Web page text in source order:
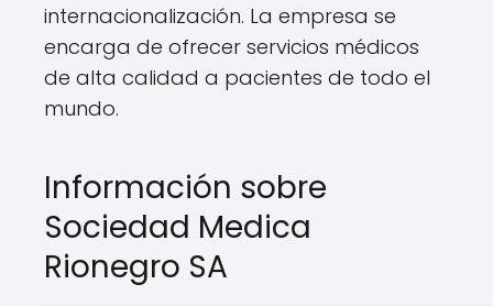
internacionalización. La empresa se
encarga de ofrecer servicios médicos
de alta calidad a pacientes de todo el
mundo.
Información sobre
Sociedad Medica
Rionegro SA